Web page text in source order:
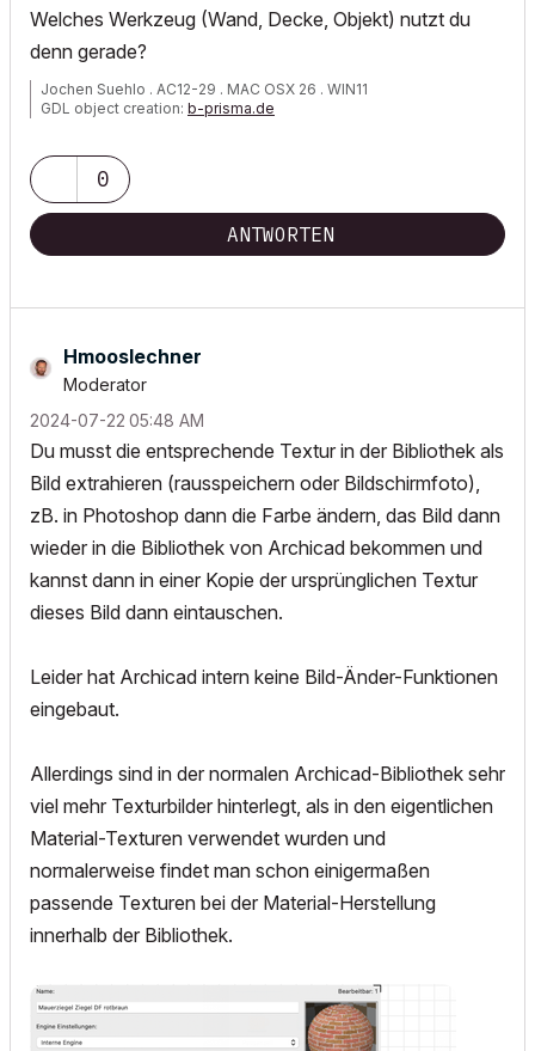
Welches Werkzeug (Wand, Decke, Objekt) nutzt du
denn gerade?
Jochen Suehlo . AC12-29 . MAC OSX 26 . WIN11
GDL object creation: b-prisma.de
0
ANTWORTEN
Hmooslechner
Moderator
‎2024-07-22 05:48 AM
Du musst die entsprechende Textur in der Bibliothek als
Bild extrahieren (rausspeichern oder Bildschirmfoto),
zB. in Photoshop dann die Farbe ändern, das Bild dann
wieder in die Bibliothek von Archicad bekommen und
kannst dann in einer Kopie der ursprünglichen Textur
dieses Bild dann eintauschen.
Leider hat Archicad intern keine Bild-Änder-Funktionen
eingebaut.
Allerdings sind in der normalen Archicad-Bibliothek sehr
viel mehr Texturbilder hinterlegt, als in den eigentlichen
Material-Texturen verwendet wurden und
normalerweise findet man schon einigermaßen
passende Texturen bei der Material-Herstellung
innerhalb der Bibliothek.